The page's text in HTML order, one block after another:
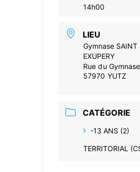
14h00
LIEU
Gymnase SAINT
EXUPERY
Rue du Gymnase
57970 YUTZ
CATÉGORIE
-13 ANS (2)
TERRITORIAL